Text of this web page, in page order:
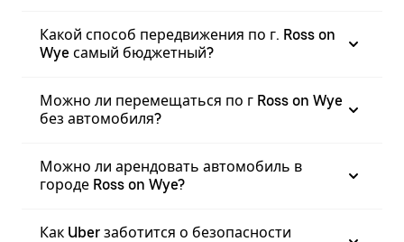
Какой способ передвижения по г. Ross on
Wye самый бюджетный?
Можно ли перемещаться по г Ross on Wye
без автомобиля?
Можно ли арендовать автомобиль в
городе Ross on Wye?
Как Uber заботится о безопасности